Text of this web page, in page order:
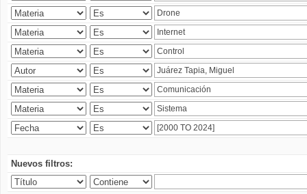
Nuevos filtros: